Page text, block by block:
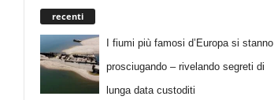
recenti
I fiumi più famosi d’Europa si stanno
prosciugando – rivelando segreti di
lunga data custoditi